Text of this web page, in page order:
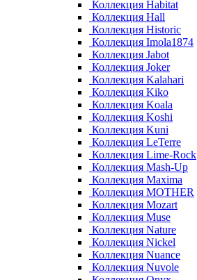
Коллекция Habitat
Коллекция Hall
Коллекция Historic
Коллекция Imola1874
Коллекция Jabot
Коллекция Joker
Коллекция Kalahari
Коллекция Kiko
Коллекция Koala
Коллекция Koshi
Коллекция Kuni
Коллекция LeTerre
Коллекция Lime-Rock
Коллекция Mash-Up
Коллекция Maxima
Коллекция MOTHER
Коллекция Mozart
Коллекция Muse
Коллекция Nature
Коллекция Nickel
Коллекция Nuance
Коллекция Nuvole